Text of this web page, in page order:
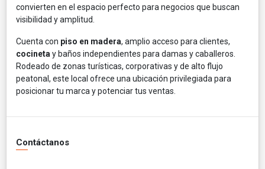
convierten en el espacio perfecto para negocios que buscan
visibilidad y amplitud.
Cuenta con piso en madera, amplio acceso para clientes,
cocineta y baños independientes para damas y caballeros.
Rodeado de zonas turísticas, corporativas y de alto flujo
peatonal, este local ofrece una ubicación privilegiada para
posicionar tu marca y potenciar tus ventas.
Contáctanos